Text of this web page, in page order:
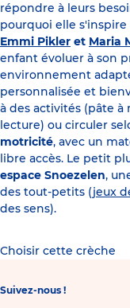
répondre à leurs
pourquoi elle
Emmi Pikler et Maria
enfant évoluer à son
environnement
personnalisée et
à des activités (pâte
lecture) ou circuler
motricité, avec un
libre accès. Le petit
espace Snoezelen,
des tout-petits (jeux
des sens).
Choisir cette crèche
Suivez-nous !